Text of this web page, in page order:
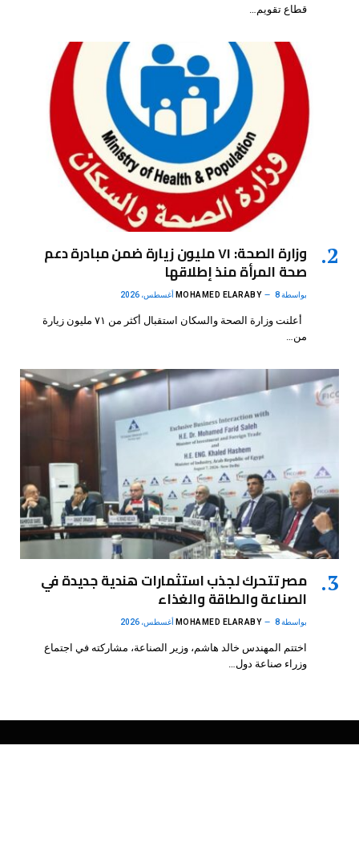
قطاع تقويم…
وزارة الصحة: ٧١ مليون زيارة ضمن مبادرة دعم
صحة المرأة منذ إطلاقها
بواسطة MOHAMED ELARABY 8 أغسطس، 2026
أعلنت وزارة الصحة والسكان استقبال أكثر من ٧١ مليون زيارة
من…
مصر تتحرك لجذب استثمارات هندية جديدة في
الصناعة والطاقة والغذاء
بواسطة MOHAMED ELARABY 8 أغسطس، 2026
اختتم المهندس خالد هاشم، وزير الصناعة، مشاركته في اجتماع
وزراء صناعة دول…